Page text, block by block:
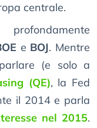
centrale.
e BOJ. Mentre
(e solo a
(QE), la Fed
il 2014 e parla
nel 2015.